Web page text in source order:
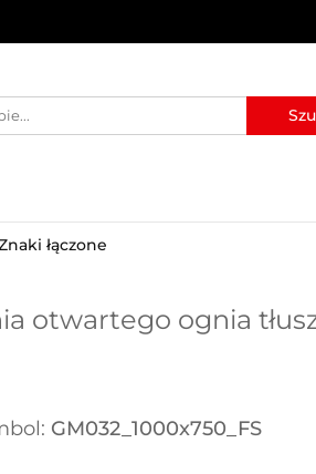
łączone
otwartego ognia
GM032_1000x750_FS